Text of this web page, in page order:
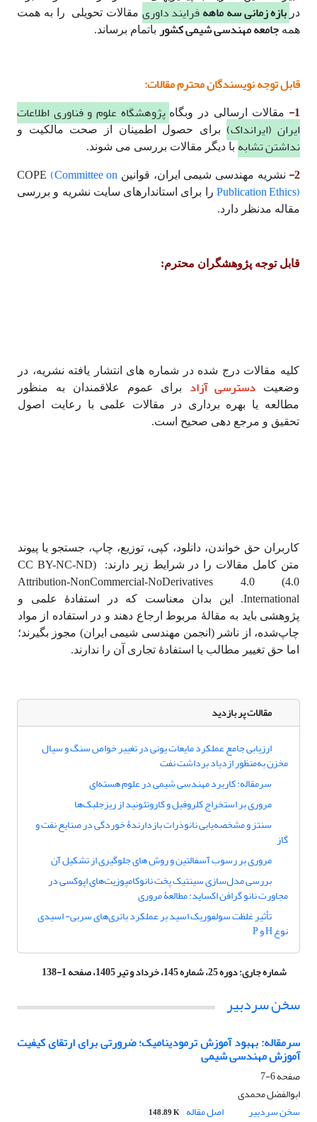
در بازه زمانی سه ماههفرایند داوری مقالات تحویلی را به همت
همه جامعه مهندسی شیمی کشور باتمام برساند.
قابل توجه نویسندگان محترم مقالات:
1-
مقالات ارسالی در وبگاه پژوهشگاه علوم و فناوری اطلاعات
ایران (ایرانداک) برای حصول اطمینان از صحت مالکیت و
نداشتن تشابه با دیگر مقالات بررسی می شوند.
2- نشریه مهندسی شیمی ایران، قوانین COPE (Committee on
Publication Ethics) را برای استاندارهای سایت نشریه و بررسی
مقاله مدنظر دارد.
قابل توجه پژوهشگران محترم:
کلیه مقالات درج شده در شماره های انتشار یافته نشریه، در
وضعیت دسترسی آزاد برای عموم علاقمندان به منظور
مطالعه یا بهره برداری در مقالات علمی با رعایت اصول
تحقیق و مرجع دهی صحیح است.
کاربران حق خواندن، دانلود، کپی، توزیع، چاپ، جستجو یا پیوند
متن کامل مقالات را در شرایط زیر دارند: (CC BY-NC-ND
4.0) Attribution-NonCommercial-NoDerivatives 4.0
International.
این بدان معناست که در استفادۀ علمی و
پژوهشی باید به مقالۀ مربوط ارجاع دهند و در استفاده از مواد
چاپ‌شده، از ناشر (انجمن مهندسی شیمی ایران) مجوز بگیرند؛
اما حق تغییر مطالب یا استفادۀ تجاری آن را ندارند.
مقالات پر بازدید
ارزیابی جامع عملکرد مایعات یونی در تغییر خواص سنگ و سیال
مخزن به‌منظور ازدیاد برداشت نفت
سرمقاله: کاربرد مهندسی شیمی در علوم هسته‌ای
مروری بر استخراج کلروفیل و کاروتئونید از ریزجلبک‌ها
سنتز و مشخصه‌یابی نانوذرات بازدارندۀ خوردگی در صنایع نفت و
گاز
مروری بر رسوب آسفالتین و روش های جلوگیری از تشکیل آن
بررسی مدل‌سازی سینتیک پخت نانوکامپوزیت‌های اپوکسی در
مجاورت نانو گرافن اکساید: مطالعۀ مروری
تأثیر غلظت سولفوریک اسید بر عملکرد باتری‌های سربی- اسیدی
نوع H و P
شماره جاری:دوره 25، شماره 145، خرداد و تیر 1405، صفحه 1-138
سخن سردبیر
سرمقاله:بهبود آموزش ترمودینامیک؛ ضرورتی برای ارتقای کیفیت
آموزش مهندسی شیمی
صفحه6-7
ابوالفضل محمدی
سخن سردبیر
اصل مقاله 148.89 K